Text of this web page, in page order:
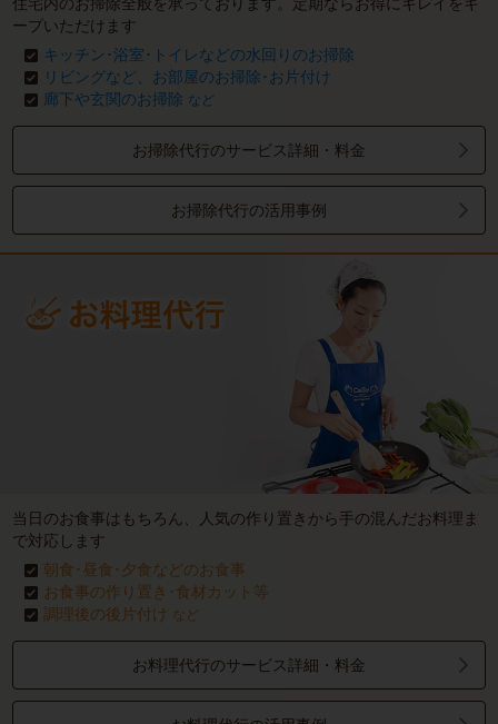
住宅内のお掃除全般を承っております。定期ならお得にキレイをキ
ープいただけます
キッチン･浴室･トイレなどの水回りのお掃除
リビングなど、お部屋のお掃除･お片付け
廊下や玄関のお掃除 など
お掃除代行のサービス詳細・料金
お掃除代行の活用事例
当日のお食事はもちろん、人気の作り置きから手の混んだお料理ま
で対応します
朝食･昼食･夕食などのお食事
お食事の作り置き･食材カット等
調理後の後片付け など
お料理代行のサービス詳細・料金